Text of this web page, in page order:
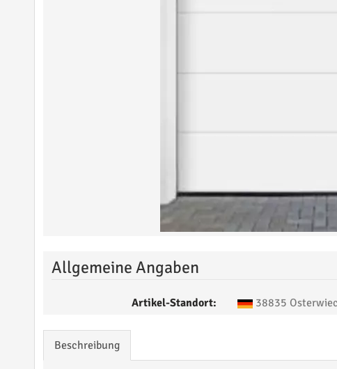
Allgemeine Angaben
Artikel-Standort: 38835
Beschreibung